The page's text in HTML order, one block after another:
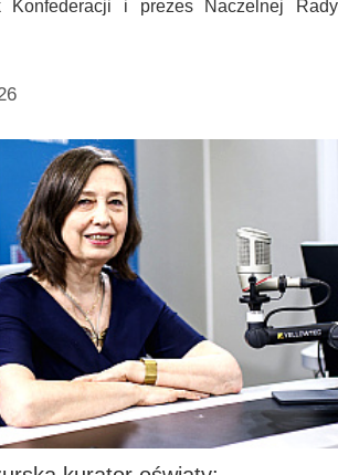
Konfederacji i prezes Naczelnej Rady